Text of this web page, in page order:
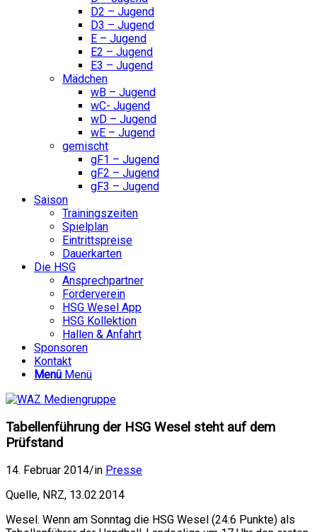
D2 – Jugend
D3 – Jugend
E – Jugend
E2 – Jugend
E3 – Jugend
Mädchen
wB – Jugend
wC- Jugend
wD – Jugend
wE – Jugend
gemischt
gF1 – Jugend
gF2 – Jugend
gF3 – Jugend
Saison
Trainingszeiten
Spielplan
Eintrittspreise
Dauerkarten
Die HSG
Ansprechpartner
Förderverein
HSG Wesel App
HSG Kollektion
Hallen & Anfahrt
Sponsoren
Kontakt
Menü Menü
Tabellenführung der HSG Wesel steht auf dem
Prüfstand
14. Februar 2014/in Presse
Quelle, NRZ, 13.02.2014
Wesel. Wenn am Sonntag die HSG Wesel (24:6 Punkte) als